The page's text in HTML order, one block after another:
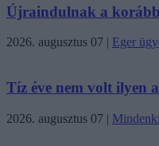
Újraindulnak a
2026. augusztus 07 | Eger
Tíz éve nem volt ilyen
2026. augusztus 07 |